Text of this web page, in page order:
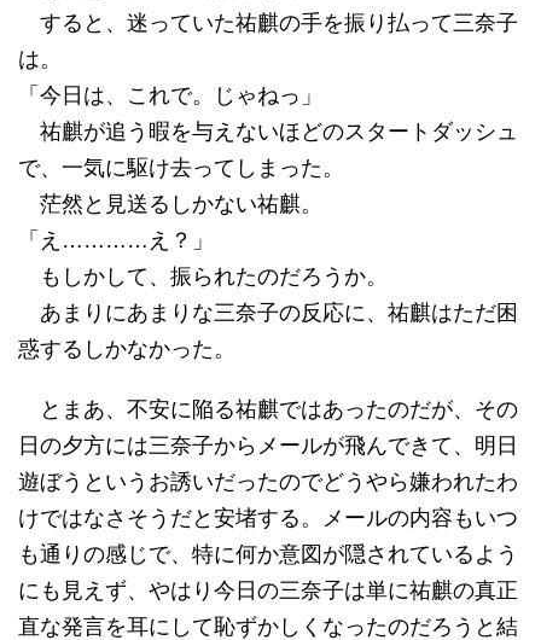
すると、迷っていた祐麒の手を振り払って三奈子
は。
「今日は、これで。じゃねっ」
祐麒が追う暇を与えないほどのスタートダッシュ
で、一気に駆け去ってしまった。
茫然と見送るしかない祐麒。
「え…………え？」
もしかして、振られたのだろうか。
あまりにあまりな三奈子の反応に、祐麒はただ困
惑するしかなかった。
とまあ、不安に陥る祐麒ではあったのだが、その
日の夕方には三奈子からメールが飛んできて、明日
遊ぼうというお誘いだったのでどうやら嫌われたわ
けではなさそうだと安堵する。メールの内容もいつ
も通りの感じで、特に何か意図が隠されているよう
にも見えず、やはり今日の三奈子は単に祐麒の真正
直な発言を耳にして恥ずかしくなったのだろうと結